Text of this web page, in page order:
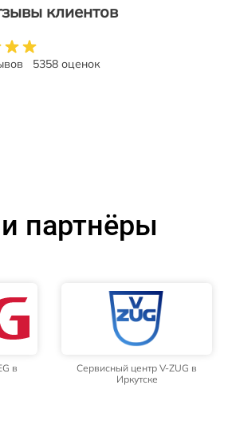
клиентов
5358 оценок
партнёры
в
Сервисный центр V-ZUG в
Иркутске